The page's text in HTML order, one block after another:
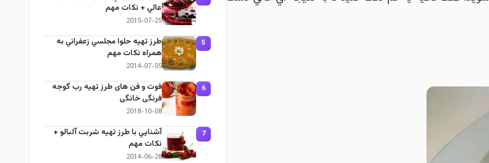
عالي + نكات مهم
2015-07-25
5
طرز تهيه حلوا مجلسي زعفراني به
همراه نكات مهم
2014-07-05
6
فوت و فن های طرز تهیه رب گوجه
فرنگی خانگی
2018-10-08
7
آشنايي با طرز تهيه شربت آلبالو +
نكات مهم
2014-06-28